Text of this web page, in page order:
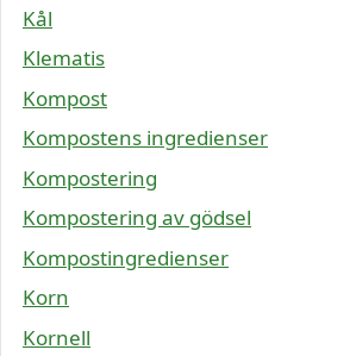
Kål
Klematis
Kompost
Kompostens ingredienser
Kompostering
Kompostering av gödsel
Kompostingredienser
Korn
Kornell